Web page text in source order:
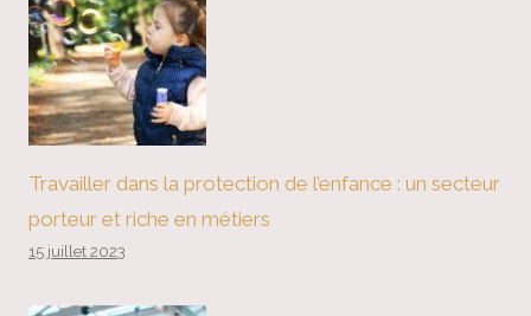
Travailler dans la protection de l’enfance : un secteur
porteur et riche en métiers
15 juillet 2023